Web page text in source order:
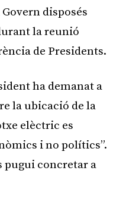
disposés
la reunió
de Presidents.
ha demanat a
la ubicació de la
elèctric es
i no polítics”.
pugui concretar a